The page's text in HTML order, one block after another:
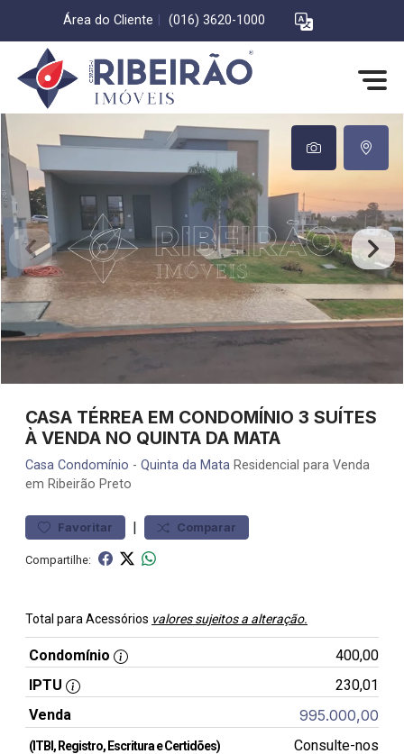
Área do Cliente (016) 3620-1000
CASA TÉRREA EM CONDOMÍNIO 3 SUÍTES
À VENDA NO QUINTA DA MATA
Casa Condomínio - Quinta da Mata Residencial para Venda
em Ribeirão Preto
Favoritar | Comparar
Compartilhe:
Total para Acessórios valores sujeitos a alteração.
Condomínio
400,00
IPTU
230,01
Venda
995.000,00
(ITBI, Registro, Escritura e Certidões) Consulte-nos